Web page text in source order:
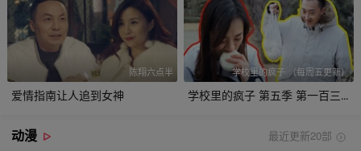
陈翔六点半
爱情指南让人追到女神
学校里的疯子 （每周五更新）
学校里的疯子 第五季 第一百三十九集 路遇乞讨女骗子，一举两得巧揭穿！
动漫 最近更新20部